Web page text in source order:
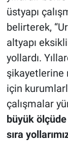
üstyapı
belirterek,
altyapı
yollardı.
şikayetlerine
için
çalışmalar
büyük ölçüde
sıra